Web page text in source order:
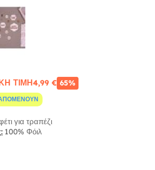
ΤΙΜΉ4,99 € 65%
για τραπέζι
100% Φόιλ